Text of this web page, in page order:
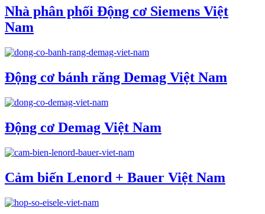
Nhà phân phối Động cơ Siemens Việt
Nam
Động cơ bánh răng Demag Việt Nam
Động cơ Demag Việt Nam
Cảm biến Lenord + Bauer Việt Nam